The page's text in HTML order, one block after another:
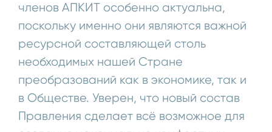
членов АПКИТ особенно актуальна,
поскольку именно они являются важной
ресурсной составляющей столь
необходимых нашей Стране
преобразований как в экономике, так и
в Обществе. Уверен, что новый состав
Правления сделает всё возможное для